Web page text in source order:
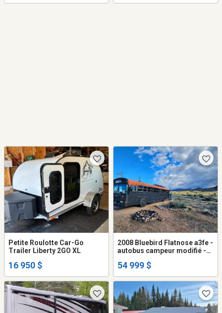
Petite Roulotte Car-Go
Trailer Liberty 2GO XL
16 950 $
2008 Bluebird Flatnose a3fe -
autobus campeur modifié -
54 999 $